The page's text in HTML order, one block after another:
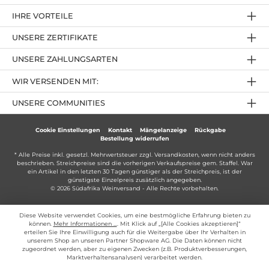
IHRE VORTEILE
UNSERE ZAHLUNGSARTEN
UNSERE ZERTIFIKATE
UNSERE COMMUNITIES
WIR VERSENDEN MIT:
Cookie Einstellungen Kontakt Mängelanzeige
Rückgabe
Bestellung widerrufen
* Alle Preise inkl. gesetzl. Mehrwertsteuer zzgl. Versandkosten, wenn nicht anders
beschrieben. Streichpreise sind die vorherigen Verkaufspreise gem. Staffel. War
ein Artikel in den letzten 30 Tagen günstiger als der Streichpreis, ist der
günstigste Einzelpreis zusätzlich angegeben.
© 2026 Südafrika Weinversand - Alle Rechte vorbehalten.
Diese Website verwendet Cookies, um eine bestmögliche Erfahrung bieten zu
können. Mehr Informationen ...
. Mit Klick auf „[Alle Cookies akzeptieren]“
erteilen Sie Ihre Einwilligung auch für die Weitergabe über Ihr Verhalten in
unserem Shop an unseren Partner Shopware AG. Die Daten können nicht
zugeordnet werden, aber zu eigenen Zwecken (z.B. Produktverbesserungen,
Marktverhaltensanalysen) verarbeitet werden.